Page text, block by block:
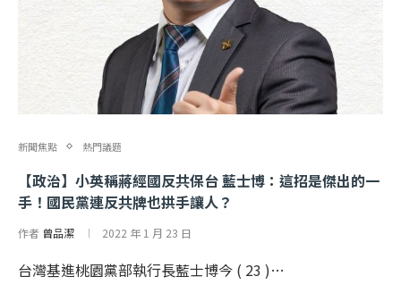
新聞焦點 熱門議題
【政治】小英稱蔣經國反共保台 藍士博：這招是傑出的一
手！國民黨連反共牌也拱手讓人？
作者 曾品潔 2022 年 1 月 23 日
台灣基進桃園黨部執行長藍士博今 ( 23 )…